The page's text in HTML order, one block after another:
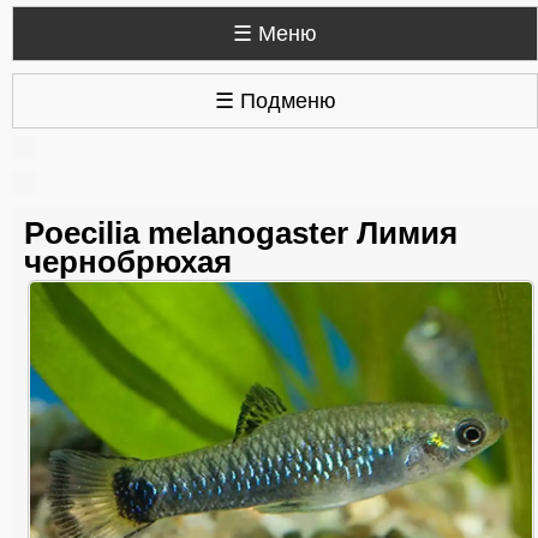
☰ Меню
☰ Подменю
Poecilia melanogaster Лимия
чернобрюхая